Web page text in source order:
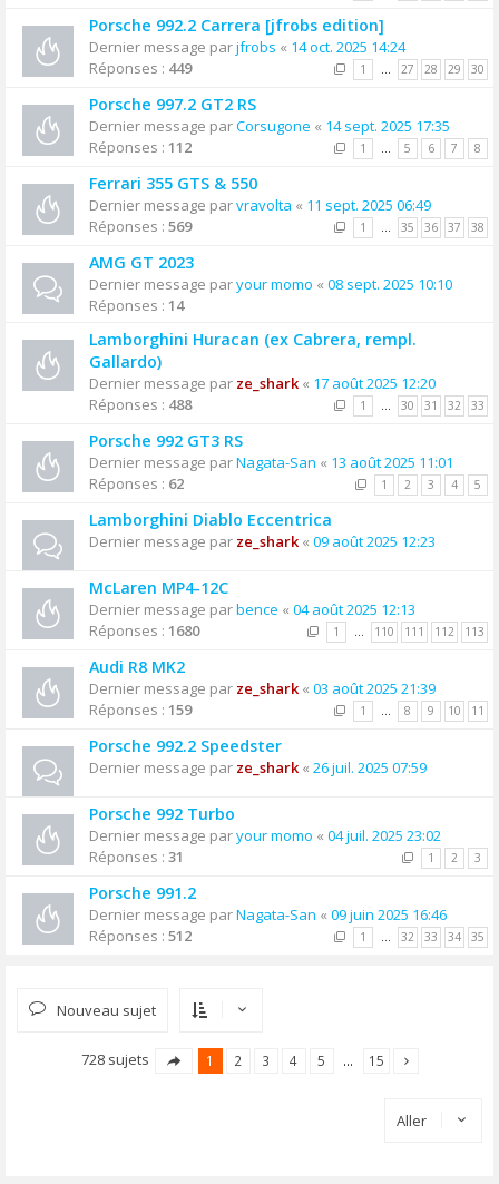
Porsche 992.2 Carrera [jfrobs edition]
Dernier message parjfrobs « 14 oct. 2025 14:24
Réponses : 449 1 … 27 28 29 30
Porsche 997.2 GT2 RS
Dernier message parCorsugone « 14 sept. 2025 17:35
Réponses : 112 1 … 5 6 7 8
Ferrari 355 GTS & 550
Dernier message parvravolta « 11 sept. 2025 06:49
Réponses : 569 1 … 35 36 37 38
AMG GT 2023
Dernier message paryour momo « 08 sept. 2025 10:10
Réponses : 14
Lamborghini Huracan (ex Cabrera, rempl.
Gallardo)
Dernier message par ze_shark« 17 août 2025 12:20
Réponses : 488 1 … 30 31 32 33
Porsche 992 GT3 RS
Dernier message parNagata-San « 13 août 2025 11:01
Réponses : 62 1 2 3 4 5
Lamborghini Diablo Eccentrica
Dernier message par ze_shark« 09 août 2025 12:23
McLaren MP4-12C
Dernier message parbence « 04 août 2025 12:13
Réponses : 1680 1 … 110 111 112 113
Audi R8 MK2
Dernier message par ze_shark« 03 août 2025 21:39
Réponses : 159 1 … 8 9 10 11
Porsche 992.2 Speedster
Dernier message par ze_shark« 26 juil. 2025 07:59
Porsche 992 Turbo
Dernier message paryour momo « 04 juil. 2025 23:02
Réponses : 31 1 2 3
Porsche 991.2
Dernier message parNagata-San « 09 juin 2025 16:46
Réponses : 512 1 … 32 33 34 35
Nouveau sujet
728 sujets 1 2 3 4 5 … 15
Aller